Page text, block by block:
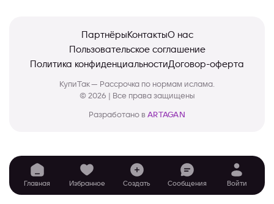
ПартнёрыКонтактыО нас
Пользовательское соглашение
Политика конфиденциальностиДоговор-оферта
КупиТак — Рассрочка по нормам ислама.
© 2026 | Все права защищены
Разработано в ARTAGAN
Главная Избранное Создать Сообщения Войти